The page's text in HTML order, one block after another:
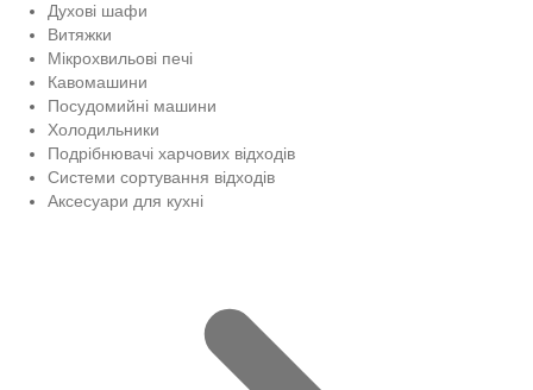
Духові шафи
Витяжки
Мікрохвильові печі
Кавомашини
Посудомийні машини
Холодильники
Подрібнювачі харчових відходів
Системи сортування відходів
Аксесуари для кухні